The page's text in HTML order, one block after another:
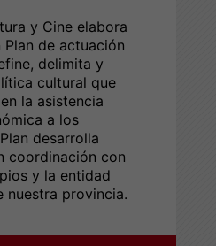
y Cine elabora
Plan de actuación
delimita y
cultural que
la asistencia
a los
desarrolla
coordinación con
y la entidad
nuestra provincia.